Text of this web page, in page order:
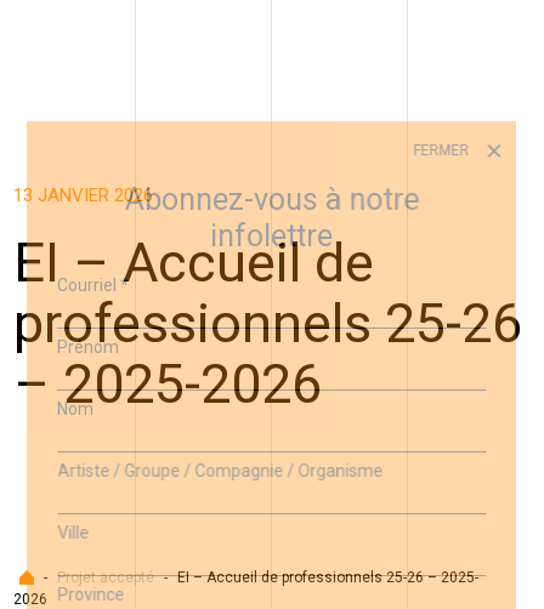
13 JANVIER 2026
EI – Accueil de
professionnels 25-26
– 2025-2026
Accueil
- Projet accepté - EI – Accueil de professionnels 25-26 – 2025-
2026
FERMER
Abonnez-vous à notre
infolettre
Courriel*
Prénom
Nom
Artiste / Groupe / Compagnie / Organisme
Ville
Province